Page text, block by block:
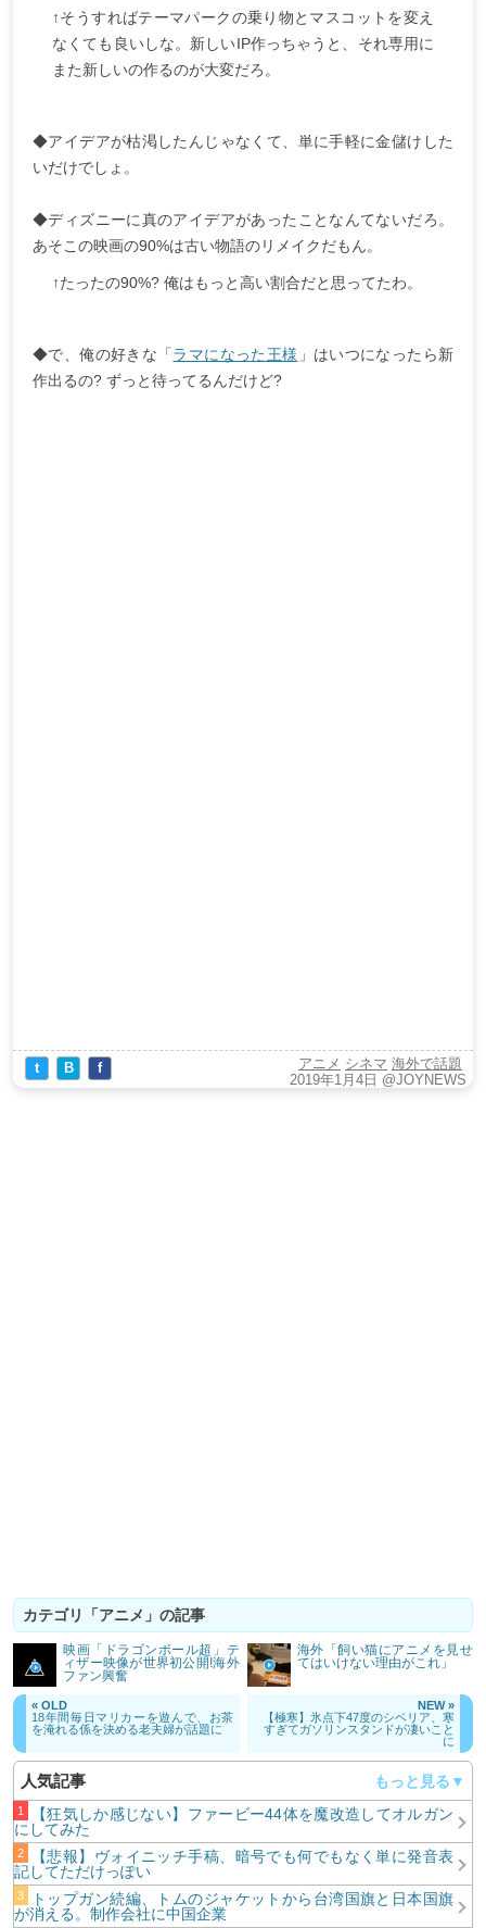
↑そうすればテーマパークの乗り物とマスコットを変え
なくても良いしな。新しいIP作っちゃうと、それ専用に
また新しいの作るのが大変だろ。
◆アイデアが枯渇したんじゃなくて、単に手軽に金儲けした
いだけでしょ。
◆ディズニーに真のアイデアがあったことなんてないだろ。
あそこの映画の90%は古い物語のリメイクだもん。
↑たったの90%? 俺はもっと高い割合だと思ってたわ。
◆で、俺の好きな「ラマになった王様 」はいつになったら新
作出るの? ずっと待ってるんだけど?
t B f アニメ シネマ 海外で話題
2019年1月4日 @JOYNEWS
カテゴリ「アニメ」の記事
映画「ドラゴンボール超」テ
ィザー映像が世界初公開!海外
ファン興奮
海外「飼い猫にアニメを見せ
てはいけない理由がこれ」
« OLD
18年間毎日マリカーを遊んで、お茶
を淹れる係を決める老夫婦が話題に
NEW »
【極寒】氷点下47度のシベリア、寒
すぎてガソリンスタンドが凄いこと
に
人気記事
【狂気しか感じない】ファービー44体を魔改造してオルガン
にしてみた
【悲報】ヴォイニッチ手稿、暗号でも何でもなく単に発音表
記してただけっぽい
トップガン続編、トムのジャケットから台湾国旗と日本国旗
が消える。制作会社に中国企業